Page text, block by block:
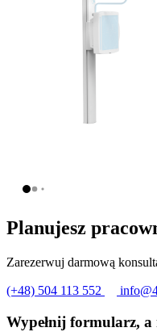
Planujesz
Zarezerwuj darmową
(+48) 504 113 552
Wypełnij formularz,